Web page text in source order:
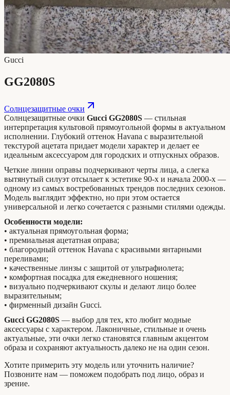
Gucci
GG2080S
Солнцезащитные очки
Солнцезащитные очки Gucci GG2080S — стильная
интерпретация культовой прямоугольной формы в актуальном
исполнении. Глубокий оттенок Havana с выразительной
текстурой ацетата придает модели характер и делает ее
идеальным аксессуаром для городских и отпускных образов.
Четкие линии оправы подчеркивают черты лица, а слегка
вытянутый силуэт отсылает к эстетике 90-х и начала 2000-х —
одному из самых востребованных трендов последних сезонов.
Модель выглядит эффектно, но при этом остается
универсальной и легко сочетается с разными стилями одежды.
Особенности модели:
• актуальная прямоугольная форма;
• премиальная ацетатная оправа;
• благородный оттенок Havana с красивыми янтарными
переливами;
• качественные линзы с защитой от ультрафиолета;
• комфортная посадка для ежедневного ношения;
• визуально подчеркивают скулы и делают лицо более
выразительным;
• фирменный дизайн Gucci.
Gucci GG2080S — выбор для тех, кто любит модные
аксессуары с характером. Лаконичные, стильные и очень
актуальные, эти очки легко становятся главным акцентом
образа и сохраняют актуальность далеко не на один сезон.
Хотите примерить эту модель или уточнить наличие?
Позвоните нам — поможем подобрать под лицо, образ и
зрение.